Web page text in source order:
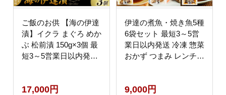
ご飯のお供 【海の伊達
漬】イクラ まぐろ めか
ぶ 松前漬 150g×3個 最
短3～5営業日以内発送
いくら めかぶ 昆布 す
17,000円
伊達の煮魚・焼き魚5種
6袋セット 最短3～5営
業日以内発送 冷凍 惣菜
おかず つまみ レンチン
サバ さば さんま ぶり
9,000円